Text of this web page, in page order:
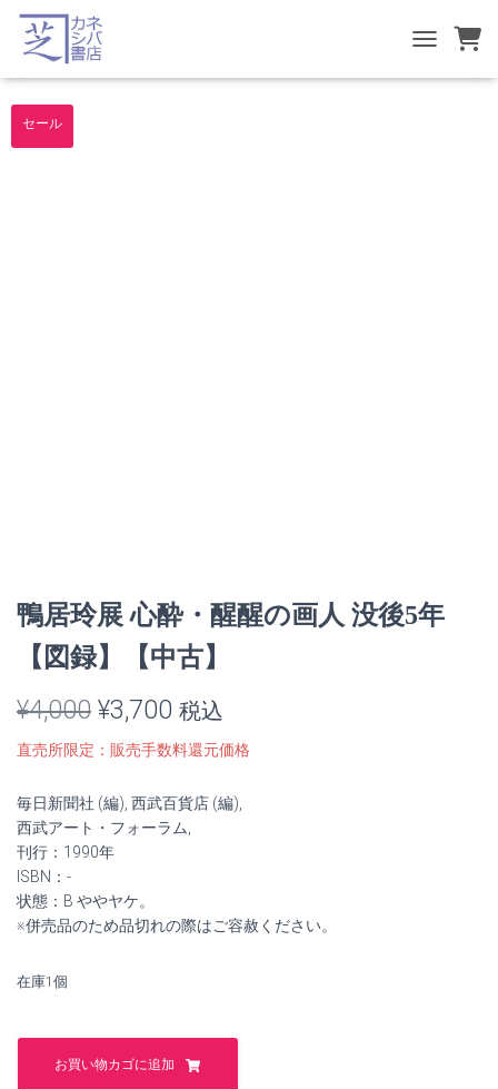
TOGGLE
セール
鴨居玲展 心酔・醒醒の画人 没後5年
【図録】【中古】
¥4,000 元
の
価
格
¥4,000
た。
¥3,700 現
在
の
価
は
す。
税込
直売所限定：販売手数料還元価格
毎日新聞社 (編), 西武百貨店 (編),
西武アート・フォーラム,
刊行：1990年
ISBN：-
状態：B ややヤケ。
※併売品のため品切れの際はご容赦ください。
在庫1個
鴨
お買い物カゴに追加